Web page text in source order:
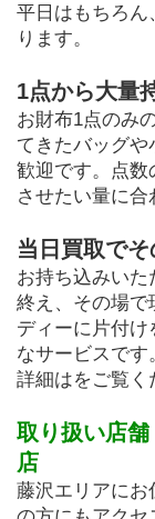
平日はもちろん
ります。
1点から大量
お財布1点のみ
てきたバッグ
歓迎です。点数
させたい量に合
当日買取で
お持ち込みい
終え、その場で
ディーに片付け
なサービスです
詳細はをご覧く
取り扱い店
店
藤沢エリアにお